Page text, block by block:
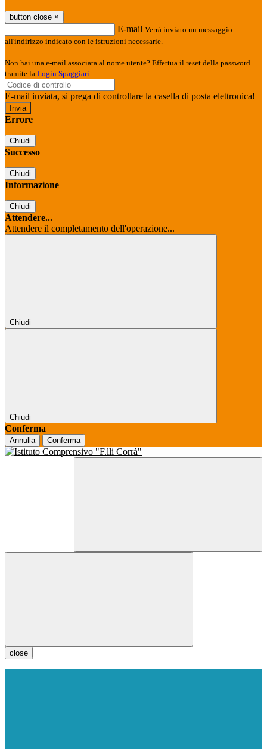
button close ×
E-mail Verrà inviato un messaggio
all'indirizzo indicato con le istruzioni necessarie.
Non hai una e-mail associata al nome utente? Effettua il reset della password
tramite la Login Spaggiari
E-mail inviata, si prega di controllare la casella di posta elettronica!
Errore
Chiudi
Successo
Chiudi
Informazione
Chiudi
Attendere...
Attendere il completamento dell'operazione...
Chiudi
Chiudi
Conferma
Annulla Conferma
close